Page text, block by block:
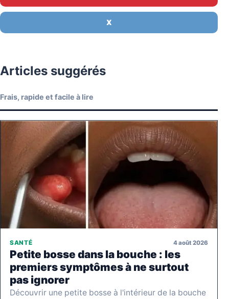
X
Articles suggérés
Frais, rapide et facile à lire
SANTÉ 4 août 2026
Petite bosse dans la bouche : les
premiers symptômes à ne surtout
pas ignorer
Découvrir une petite bosse à l'intérieur de la bouche